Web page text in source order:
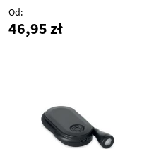
ŚWIECENIA PF GPF/124490
Od
46,95 zł